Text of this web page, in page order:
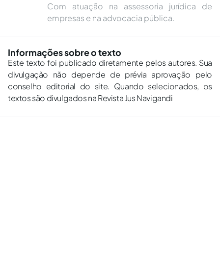
Com atuação na assessoria jurídica de
empresas e na advocacia pública.
Informações sobre o texto
Este texto foi publicado diretamente pelos autores. Sua
divulgação não depende de prévia aprovação pelo
conselho editorial do site. Quando selecionados, os
textos são divulgados na Revista Jus Navigandi